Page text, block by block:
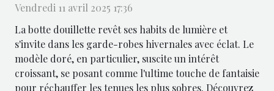
Vendredi 11 avril 2025 17:36
La botte douillette revêt ses habits de lumière et
s'invite dans les garde-robes hivernales avec éclat. Le
modèle doré, en particulier, suscite un intérêt
croissant, se posant comme l'ultime touche de fantaisie
pour réchauffer les tenues les plus sobres. Découvrez